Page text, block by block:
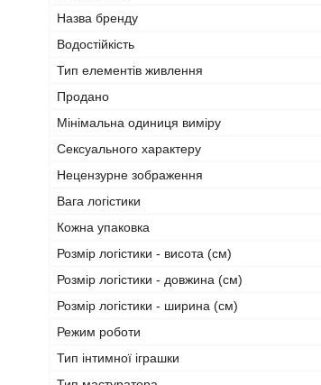
Назва бренду
Водостійкість
Тип елементів живлення
Продано
Мінімальна одиниця виміру
Сексуального характеру
Нецензурне зображення
Вага логістики
Кожна упаковка
Розмір логістики - висота (см)
Розмір логістики - довжина (см)
Розмір логістики - ширина (см)
Режим роботи
Тип інтимної іграшки